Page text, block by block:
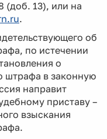
(доб. 13), или на
.
об
по истечении
о
штрафа в законную
направит
приставу –
взыскания